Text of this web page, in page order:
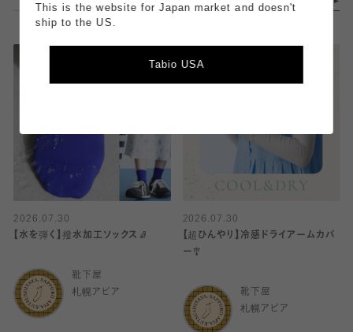
2026.07.30
【水を弾く】撥水加工ソックス🧦
靴下屋
札幌アピア
2026.07.30
【超ひんやり】冷感ドライアームカバ
ー🎐
靴下屋
札幌アピア
This is the website for Japan market and doesn't
ship to the US.
Tabio USA